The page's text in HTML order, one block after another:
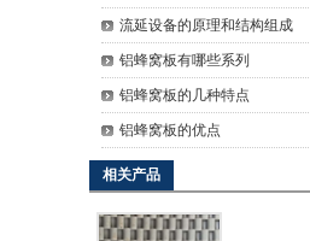
流延设备的原理和结构组成
铝蜂窝板有哪些系列
铝蜂窝板的几种特点
铝蜂窝板的优点
相关产品